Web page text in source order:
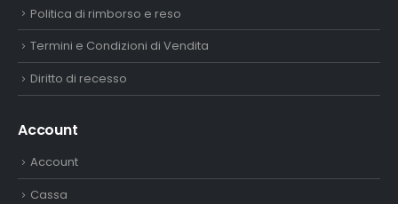
Politica di rimborso e reso
Termini e Condizioni di Vendita
Diritto di recesso
Account
Account
Cassa